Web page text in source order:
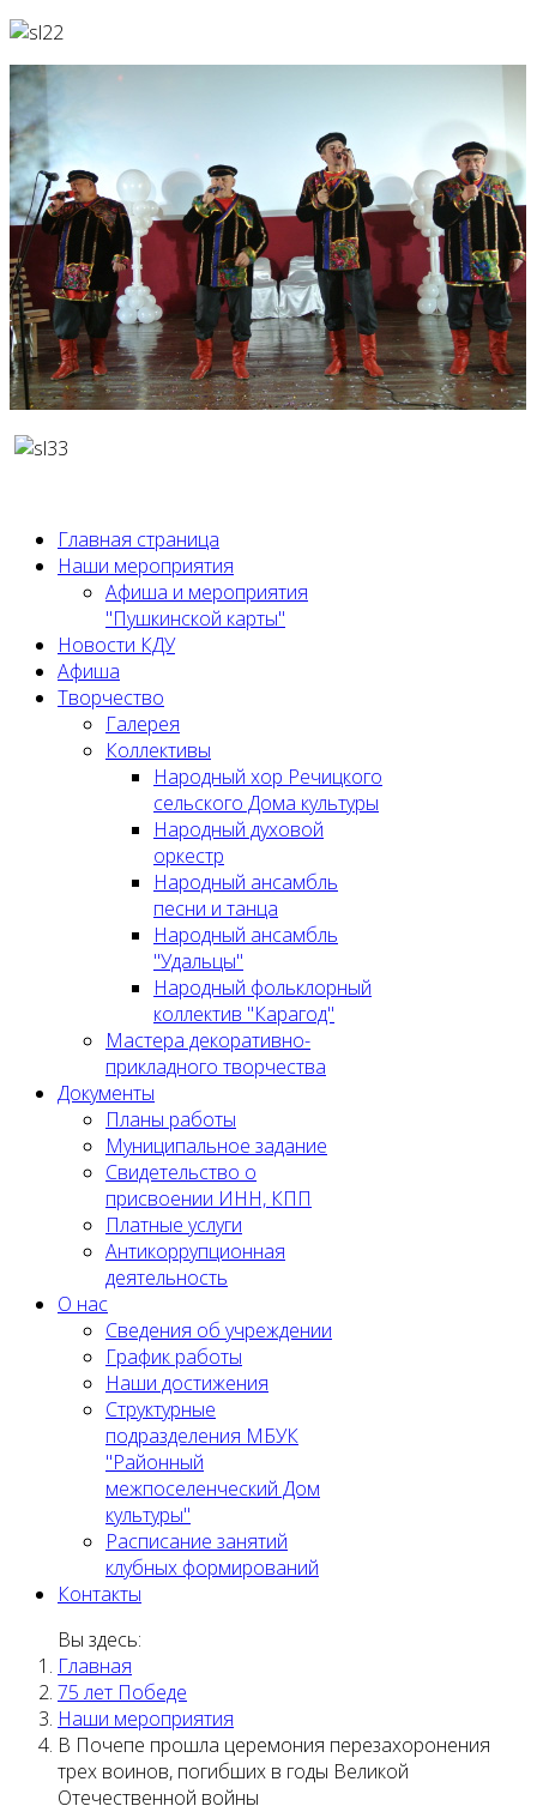
Главная страница
Наши мероприятия
Афиша и мероприятия
"Пушкинской карты"
Новости КДУ
Афиша
Творчество
Галерея
Коллективы
Народный хор Речицкого
сельского Дома культуры
Народный духовой
оркестр
Народный ансамбль
песни и танца
Народный ансамбль
"Удальцы"
Народный фольклорный
коллектив "Карагод"
Мастера декоративно-
прикладного творчества
Документы
Планы работы
Муниципальное задание
Cвидетельство о
присвоении ИНН, КПП
Платные услуги
Антикоррупционная
деятельность
О нас
Сведения об учреждении
График работы
Наши достижения
Структурные
подразделения МБУК
"Районный
межпоселенческий Дом
культуры"
Расписание занятий
клубных формирований
Контакты
Вы здесь:
Главная
75 лет Победе
Наши мероприятия
В Почепе прошла церемония перезахоронения
трех воинов, погибших в годы Великой
Отечественной войны